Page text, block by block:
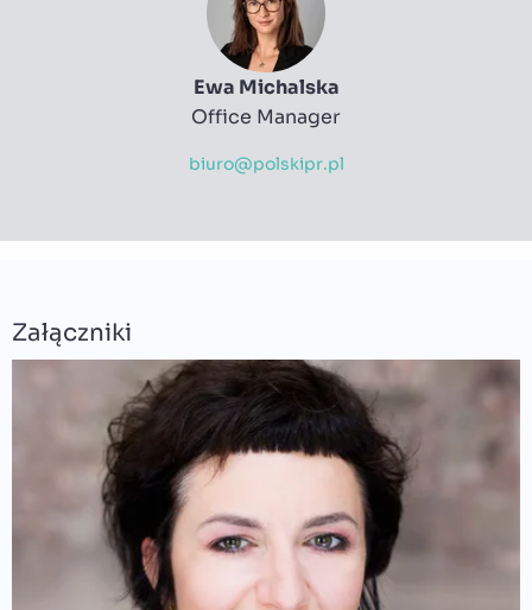
Ewa Michalska
Office Manager
biuro@polskipr.pl
Załączniki